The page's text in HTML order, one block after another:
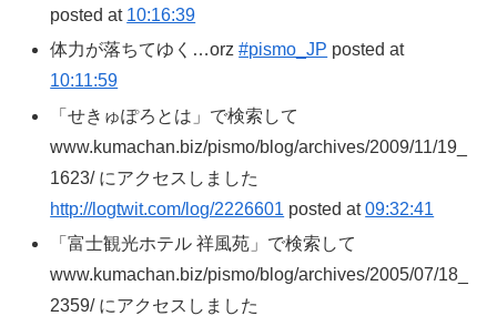
posted at 10:16:39
体力が落ちてゆく…orz#pismo_JP posted at
10:11:59
「せきゅぽろとは」で検索して
www.kumachan.biz/pismo/blog/archives/2009/11/19_
1623/ にアクセスしました
http://logtwit.com/log/2226601 posted at09:32:41
「富士観光ホテル 祥風苑」で検索して
www.kumachan.biz/pismo/blog/archives/2005/07/18_
2359/ にアクセスしました